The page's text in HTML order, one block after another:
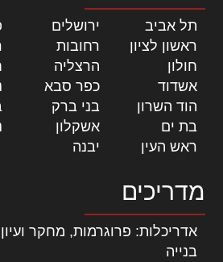
תל אביב ירושלים
ראשון לציון
רחובות
חולון
הרצליה
אשדוד
כפר סבא
הוד השרון
בני ברק
בת ים
אשקלון
ראש העין
יבנה
מדריכים
אדריכלות: פרוגרמות, מחקר ועיון
בנייה